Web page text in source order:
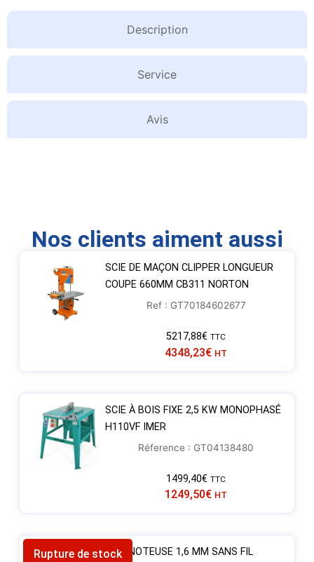
Description
Service
Avis
Nos clients aiment aussi
SCIE DE MAÇON CLIPPER LONGUEUR
COUPE 660MM CB311 NORTON
Ref : GT70184602677
5217,88€ TTC
4348,23€ HT
SCIE À BOIS FIXE 2,5 KW MONOPHASÉ
H110VF IMER
Réference : GT04138480
1499,40€ TTC
1249,50€ HT
Rupture de stockGRIGNOTEUSE 1,6 MM SANS FIL